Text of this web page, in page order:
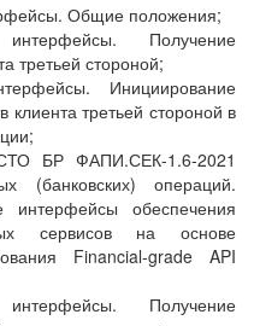
Общие положения;
Получение
третьей стороной;
Инициирование
третьей стороной в
БР ФАПИ.СЕК-1.6-2021
(банковских) операций.
интерфейсы обеспечения
сервисов на основе
Financial-grade API
Получение